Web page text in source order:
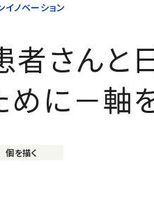
イノベーション
者さんと
に－軸
個を描く